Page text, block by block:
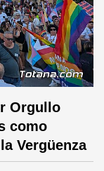
Orgullo
como
Vergüenza